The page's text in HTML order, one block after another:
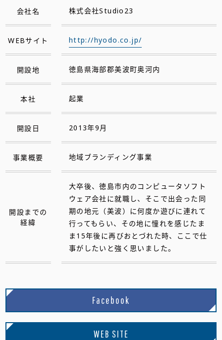
会社名 株式会社Studio23
WEBサイト http://hyodo.co.jp/
開設地 徳島県海部郡美波町奥河内
本社 起業
開設日 2013年9月
事業概要 地域ブランディング事業
開設までの
経緯
大卒後、徳島市内のコンピュータソフト
ウェア会社に就職し、そこで出会った同
期の地元（美波）に何度か遊びに連れて
行ってもらい、その地に憧れを感じたま
ま15年後に再びおとづれた時、ここで仕
事がしたいと強く思いました。
Facebook
WEB SITE